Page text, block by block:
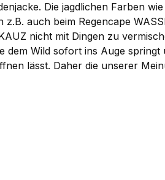
Die jagdlichen Farben
auch beim Regencape
nicht mit Dingen zu
Wild sofort ins Auge
lässt. Daher die unserer